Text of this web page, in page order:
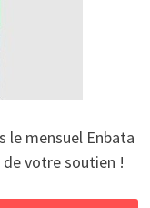
le mensuel Enbata
votre soutien !